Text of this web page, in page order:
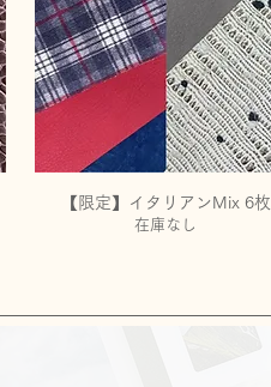
クイックビュー
【限定】イタリアンMix 6枚
在庫なし